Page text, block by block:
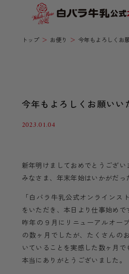
トップ お便り 今年もよろしくお
今年もよろしくお願いい
2023.01.04
新年明けましておめでとうござい
みなさま、年末年始はいかがだっ
「白バラ牛乳公式オンラインス
をいただき、本日より仕事始めで
昨年の９月にリニューアルオー
の数ヶ月でしたが、たくさんの
いていることを実感した数ヶ月で
本当にありがとうございました。